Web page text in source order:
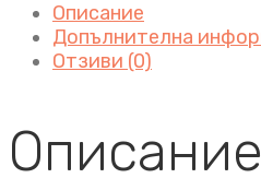
Описание
Допълнителна
Отзиви (0)
Описание